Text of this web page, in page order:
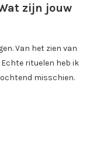
zijn jouw
Van het zien van
Echte rituelen heb ik
misschien.